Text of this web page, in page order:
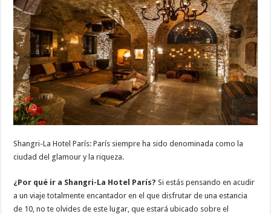
Shangri-La Hotel París: París siempre ha sido denominada como la
ciudad del glamour y la riqueza.
¿Por qué ir a Shangri-La Hotel París? Si estás pensando en acudir
a un viaje totalmente encantador en el que disfrutar de una estancia
de 10, no te olvides de este lugar, que estará ubicado sobre el